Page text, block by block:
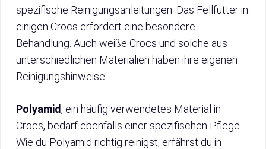
spezifische Reinigungsanleitungen. Das Fellfutter in
einigen Crocs erfordert eine besondere
Behandlung. Auch weiße Crocs und solche aus
unterschiedlichen Materialien haben ihre eigenen
Reinigungshinweise.
Polyamid, ein häufig verwendetes Material in
Crocs, bedarf ebenfalls einer spezifischen Pflege.
Wie du Polyamid richtig reinigst, erfährst du in